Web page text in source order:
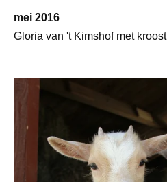
mei 2016
Gloria van 't Kimshof met kroost